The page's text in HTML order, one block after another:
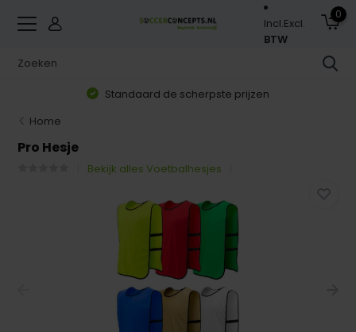
Incl.Excl.
BTW
0
Standaard de scherpste prijzen
Home
Pro Hesje
Bekijk alles Voetbalhesjes